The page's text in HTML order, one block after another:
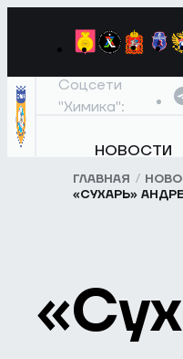
Соцсети
"Химика":
НОВОСТИ
ГЛАВНАЯ
«СУХАРЬ»